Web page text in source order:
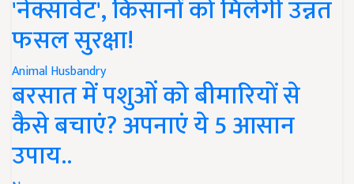
'नेक्सावेट', किसानों को मिलेगी उन्नत
फसल सुरक्षा!
Animal Husbandry
बरसात में पशुओं को बीमारियों से
कैसे बचाएं? अपनाएं ये 5 आसान
उपाय..